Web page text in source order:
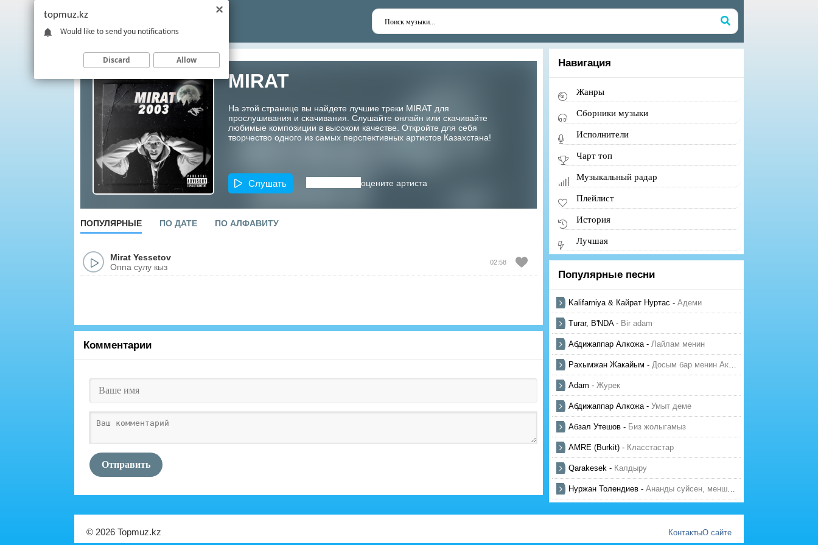
MIRAT
На этой странице вы найдете лучшие треки MIRAT для
прослушивания и скачивания. Слушайте онлайн или скачивайте
любимые композиции в высоком качестве. Откройте для себя
творчество одного из самых перспективных артистов Казахстана!
Слушать оцените артиста
ПОПУЛЯРНЫЕ ПО ДАТЕ ПО АЛФАВИТУ
Mirat Yessetov
Оппа сулу кыз
02:58
Комментарии
Отправить
Навигация
Жанры
Сборники музыки
Исполнители
Чарт топ
Музыкальный радар
Плейлист
История
Лучшая
Популярные песни
Kalifarniya & Кайрат Нуртас - Адеми
Turar, B'NDA- Bir adam
Абдижаппар Алкожа- Лайлам менин
Рахымжан Жакайым - Досым бар менин Актауда
Adam - Журек
Абдижаппар Алкожа- Умыт деме
Абзал Утешов - Биз жолыгамыз
AMRE (Burkit) - Класстастар
Qarakesek - Калдыру
Нуржан Толендиев - Ананды суйсен, менше суй
© 2026 Topmuz.kz КонтактыО сайте
topmuz.kz
Would like to send you notifications
Discard Allow